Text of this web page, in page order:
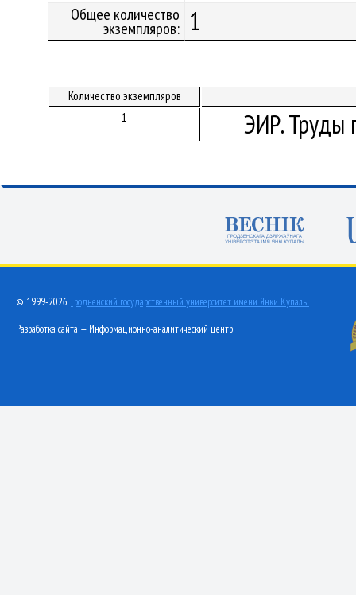
Общее количество
экземпляров: 1
Количество экземпляров
1
ЭИР. Труды
© 1999-2026, Гродненский государственный университет имени Янки Купалы
Разработка сайта — Информационно-аналитический центр